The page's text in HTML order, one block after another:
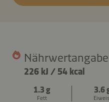
226 kJ / 54 kcal
1.3 g
Fett
3.6